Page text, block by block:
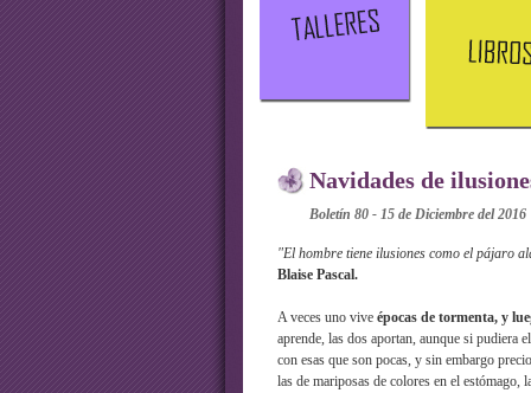
Navidades de
Boletín 80 - 15 de Diciembre del 2016
"El hombre tiene ilusiones como el pájaro
Blaise Pascal.
A veces uno vive épocas de tormenta, y
aprende, las dos aportan, aunque si pudiera
con esas que son pocas, y sin embargo
las de mariposas de colores en el estómago,